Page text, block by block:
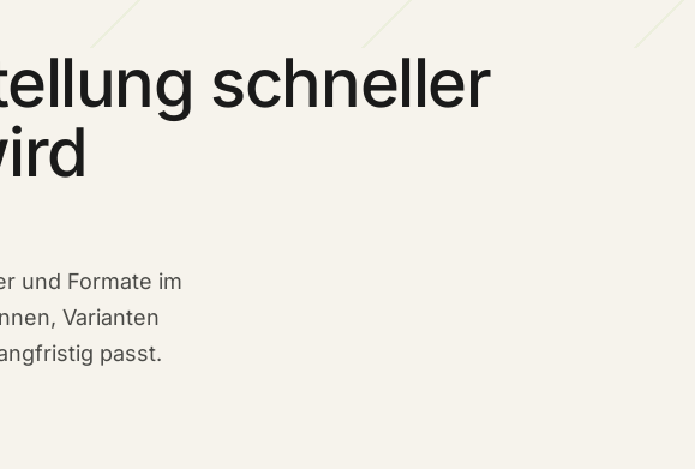
schneller
und Formate im
Varianten
passt.